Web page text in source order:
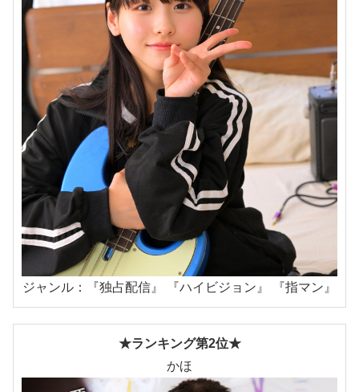
ジャンル：『独占配信』 『ハイビジョン』 『指マン』
★ランキング第2位★
かほ